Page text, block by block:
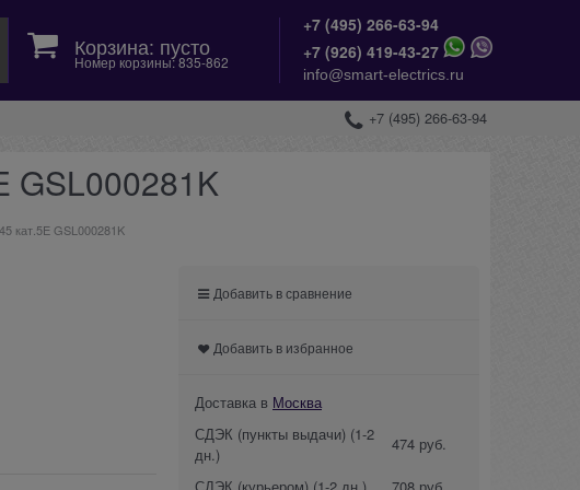
Корзина: пусто
Номер корзины: 835-862
+7 (495) 266-63-94
+7 (926) 419-43-27
info@smart-electrics.ru
+7 (495) 266-63-94
GSL000281K
кат.5E GSL000281K
Добавить в сравнение
Добавить в избранное
Доставка в Москва
СДЭК (пункты выдачи) (1-2
дн.)
474 руб.